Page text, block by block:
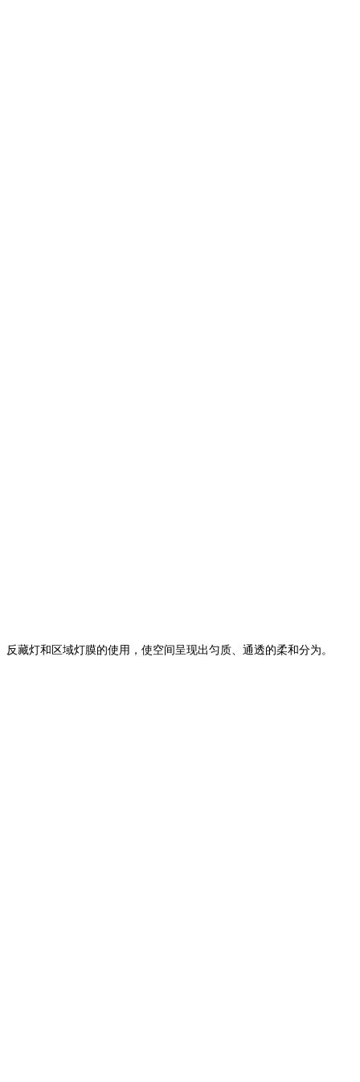
反藏灯和区域灯膜的使用，使空间呈现出匀质、通透的柔和分为。